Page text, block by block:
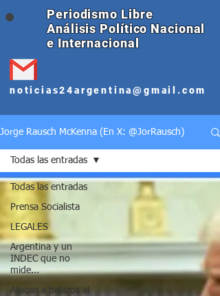
Periodismo Libre
Análisis Político Nacional
e Internacional
noticias24argentina@gmail.com
Jorge Rausch McKenna (En X: @JorRausch)
Todas las entradas
Prensa Socialista
LEGALES
Argentina y un
INDEC que no
mide...
Atacan a balazos al
Todas las entradas